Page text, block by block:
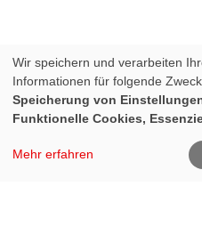
Wir speichern und verarbeiten
Informationen für folgende
Speicherung von
Funktionelle Cookies,
Mehr erfahren